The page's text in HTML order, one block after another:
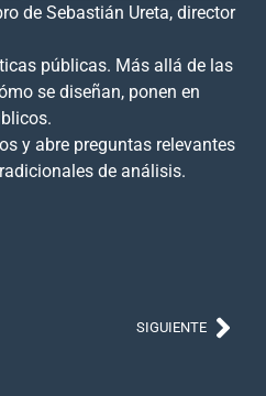
de Sebastián Ureta, director
públicas. Más allá de las
se diseñan, ponen en
y abre preguntas relevantes
de análisis.
SIGUIENTE